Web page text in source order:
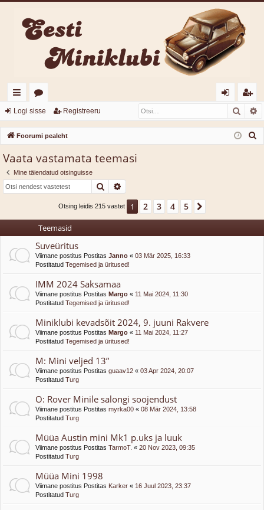
iirl
in
gi
d
o
or
u
mi
d
i
sis
eg
ist
re
Logi sisse Registreeru Otsi
Foorumi pealeht
Vaata vastamata teemasi
Mine täiendatud otsinguisse
Otsi
Otsing leidis 215 vastet 1 2 3 4 5
Teemasid
Suveüritus
Viimane postitus Postitas Janno « 03 Mär 2025, 16:33
Postitatud Tegemised ja üritused!
IMM 2024 Saksamaa
Viimane postitus Postitas Margo « 11 Mai 2024, 11:30
Postitatud Tegemised ja üritused!
Miniklubi kevadsõit 2024, 9. juuni Rakvere
Viimane postitus Postitas Margo « 11 Mai 2024, 11:27
Postitatud Tegemised ja üritused!
M: Mini veljed 13”
Viimane postitus Postitas guaav12 « 03 Apr 2024, 20:07
Postitatud Turg
O: Rover Minile salongi soojendust
Viimane postitus Postitas myrka00 « 08 Mär 2024, 13:58
Postitatud Turg
Müüa Austin mini Mk1 p.uks ja luuk
Viimane postitus Postitas TarmoT. « 20 Nov 2023, 09:35
Postitatud Turg
Müüa Mini 1998
Viimane postitus Postitas Karker « 16 Juul 2023, 23:37
Postitatud Turg